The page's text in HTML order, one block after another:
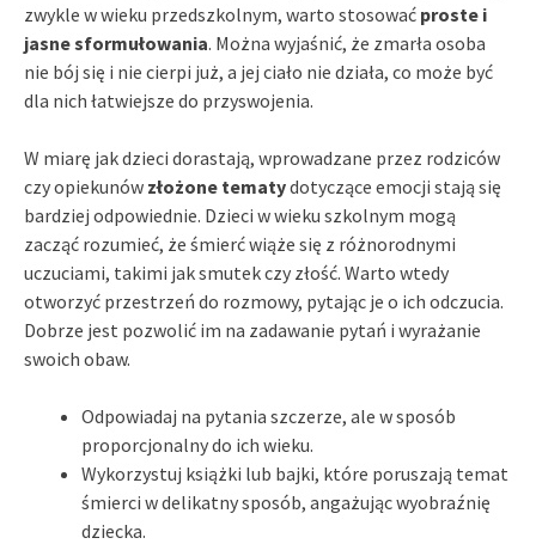
zwykle w wieku przedszkolnym, warto stosować proste i
jasne sformułowania. Można wyjaśnić, że zmarła osoba
nie bój się i nie cierpi już, a jej ciało nie działa, co może być
dla nich łatwiejsze do przyswojenia.
W miarę jak dzieci dorastają, wprowadzane przez rodziców
czy opiekunów złożone tematydotyczące emocji stają się
bardziej odpowiednie. Dzieci w wieku szkolnym mogą
zacząć rozumieć, że śmierć wiąże się z różnorodnymi
uczuciami, takimi jak smutek czy złość. Warto wtedy
otworzyć przestrzeń do rozmowy, pytając je o ich odczucia.
Dobrze jest pozwolić im na zadawanie pytań i wyrażanie
swoich obaw.
Odpowiadaj na pytania szczerze, ale w sposób
proporcjonalny do ich wieku.
Wykorzystuj książki lub bajki, które poruszają temat
śmierci w delikatny sposób, angażując wyobraźnię
dziecka.